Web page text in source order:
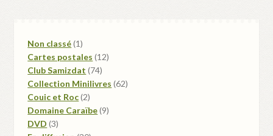
Non classé 11
produit
Cartes postales 1212
Club Samizdat 7474
produits
Collection Minilivres 6262
Couic et Roc 22
produits
Domaine Caraïbe 99
DVD 33